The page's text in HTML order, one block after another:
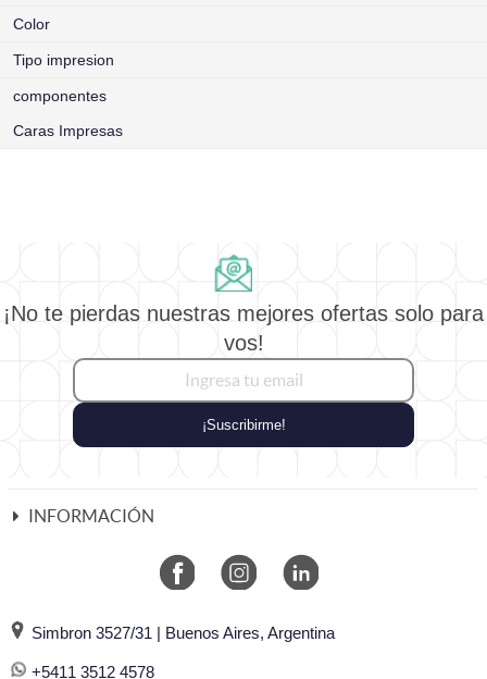
Color
Tipo impresion
componentes
Caras Impresas
¡No te pierdas nuestras mejores ofertas solo para
vos!
¡Suscribirme!
INFORMACIÓN
Simbron 3527/31 | Buenos Aires, Argentina
+5411 3512 4578